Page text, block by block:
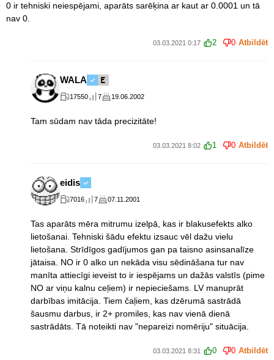
0 ir tehniski neiespējami, aparāts sarēķina ar kaut ar 0.0001 un tā
nav 0.
03.03.2021 0:17 2 0 Atbildēt
WALA
17550 7 19.06.2002
Tam sūdam nav tāda precizitāte!
03.03.2021 8:02 1 0 Atbildēt
eidis
7016 7 07.11.2001
Tas aparāts mēra mitrumu izelpā, kas ir blakusefekts alko
lietošanai. Tehniski šādu efektu izsauc vēl dažu vielu
lietošana. Strīdīgos gadījumos gan pa taisno asinsanalīze
jātaisa. NO ir 0 alko un nekāda visu sēdināšana tur nav
manīta attiecīgi ieveist to ir iespējams un dažās valstīs (pime
NO ar viņu kalnu ceļiem) ir nepieciešams. LV manuprāt
darbības imitācija. Tiem čaļiem, kas dzērumā sastrādā
šausmu darbus, ir 2+ promiles, kas nav vienā dienā
sastrādāts. Tā noteikti nav "nepareizi nomēriju" situācija.
03.03.2021 8:31 0 0 Atbildēt